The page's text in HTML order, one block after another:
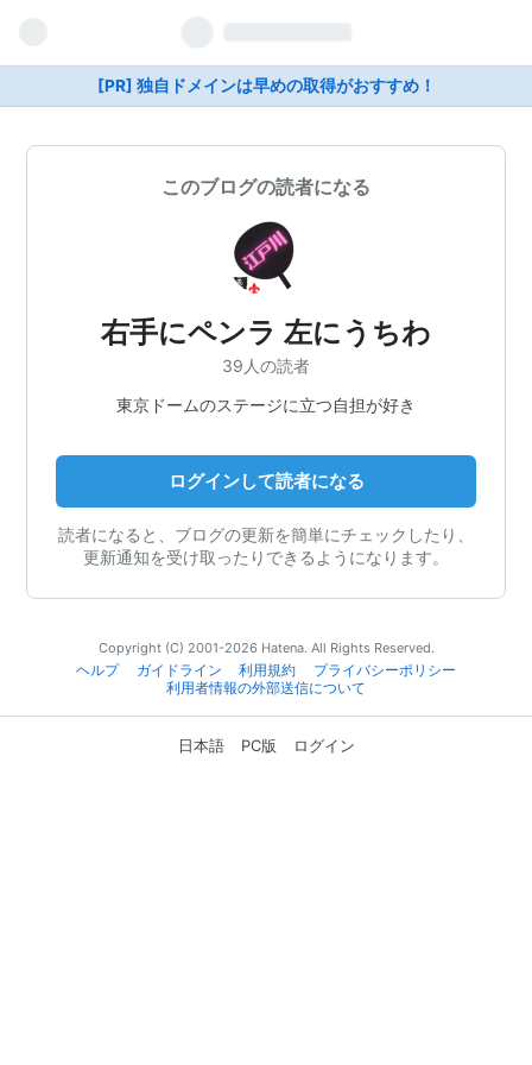
[PR] 独自ドメインは早めの取得がおすすめ！
このブログの読者になる
右手にペンラ 左にうちわ
39人の読者
東京ドームのステージに立つ自担が好き
ログインして読者になる
読者になると、ブログの更新を簡単にチェックしたり、
更新通知を受け取ったりできるようになります。
Copyright (C) 2001-2026 Hatena. All Rights Reserved.
ヘルプ
ガイドライン 利用規約
プライバシーポリシー
利用者情報の外部送信について
日本語 PC版 ログイン